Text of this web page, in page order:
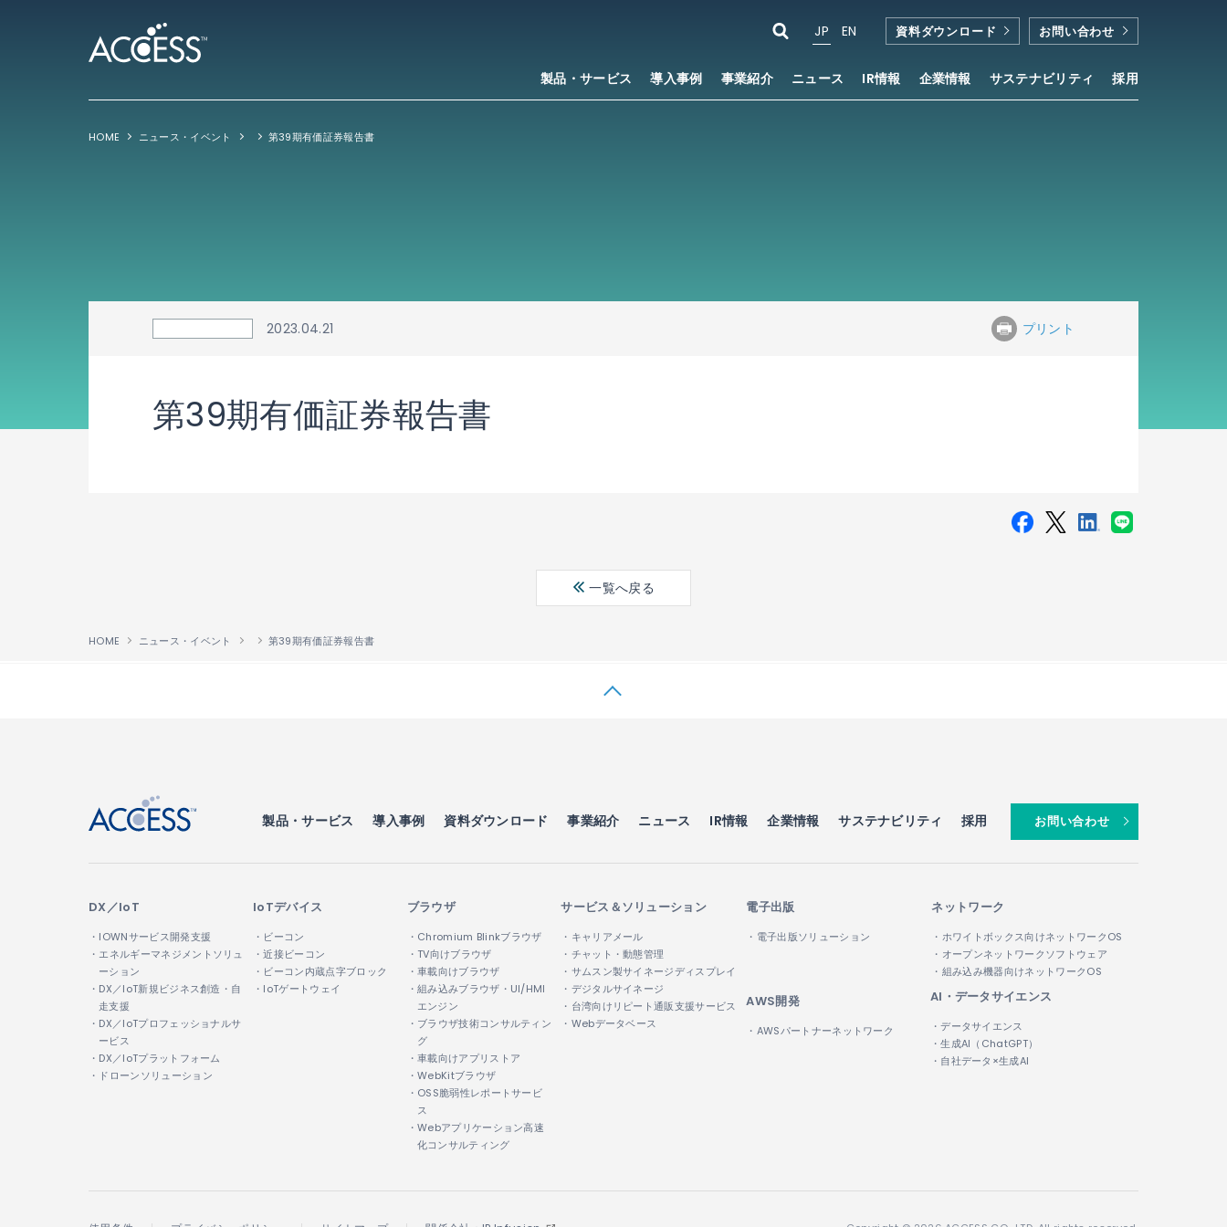
製品・サービス 導入事例 事業紹介 ニュース IR情報 企業情報 サステナビリティ 採用
JP EN 資料ダウンロード お問い合わせ
HOME ニュース・イベント 第39期有価証券報告書
2023.04.21 プリント
第39期有価証券報告書
一覧へ戻る
HOME ニュース・イベント 第39期有価証券報告書
製品・サービス 導入事例 資料ダウンロード 事業紹介 ニュース IR情報 企業情報 サステナビリティ 採用 お問い合わせ
DX／IoT
・IOWNサービス開発支援
・エネルギーマネジメントソリュ
ーション
・DX／IoT新規ビジネス創造・自
走支援
・DX／IoTプロフェッショナルサ
ービス
・DX／IoTプラットフォーム
・ドローンソリューション
IoTデバイス
・ビーコン
・近接ビーコン
・ビーコン内蔵点字ブロック
・IoTゲートウェイ
ブラウザ
・Chromium Blinkブラウザ
・TV向けブラウザ
・車載向けブラウザ
・組み込みブラウザ・UI/HMI
エンジン
・ブラウザ技術コンサルティン
グ
・車載向けアプリストア
・WebKitブラウザ
・OSS脆弱性レポートサービ
ス
・Webアプリケーション高速
化コンサルティング
サービス＆ソリューション
・キャリアメール
・チャット・動態管理
・サムスン製サイネージディスプレイ
・デジタルサイネージ
・台湾向けリピート通販支援サービス
・Webデータベース
電子出版
・電子出版ソリューション
ネットワーク
・ホワイトボックス向けネットワークOS
・オープンネットワークソフトウェア
・組み込み機器向けネットワークOS
AWS開発
・AWSパートナーネットワーク
AI・データサイエンス
・データサイエンス
・生成AI（ChatGPT）
・自社データ×生成AI